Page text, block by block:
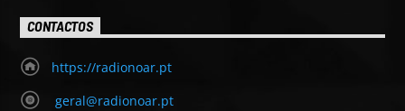
CONTACTOS
https://radionoar.pt
geral@radionoar.pt